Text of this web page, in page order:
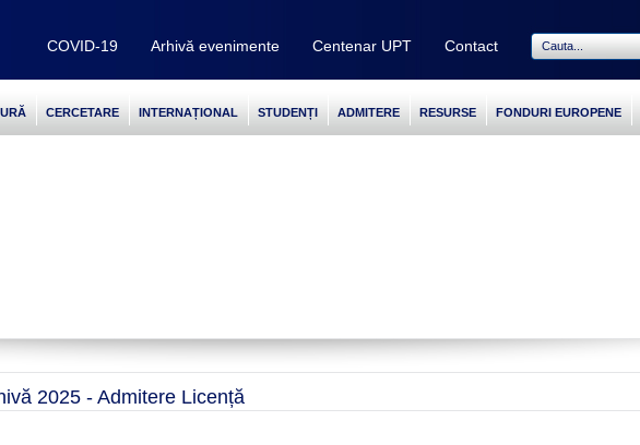
Contact
Centenar UPT
Arhivă evenimente
COVID-19
CERCETARE INTERNAȚIONAL STUDENȚI ADMITERE RESURSE FONDURI EUROPENE
2025 - Admitere Licență